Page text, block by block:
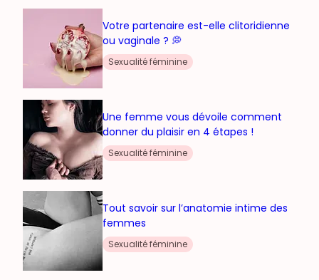
Votre partenaire est-elle clitoridienne
ou vaginale ? 💭
Sexualité féminine
Une femme vous dévoile comment
donner du plaisir en 4 étapes !
Sexualité féminine
Tout savoir sur l’anatomie intime des
femmes
Sexualité féminine